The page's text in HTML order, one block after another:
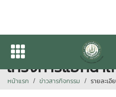
คณะผลิตกรรมก
โครงการแฮกนา
หน้าแรก ข่าวสารกิจกรรม รายละเอี